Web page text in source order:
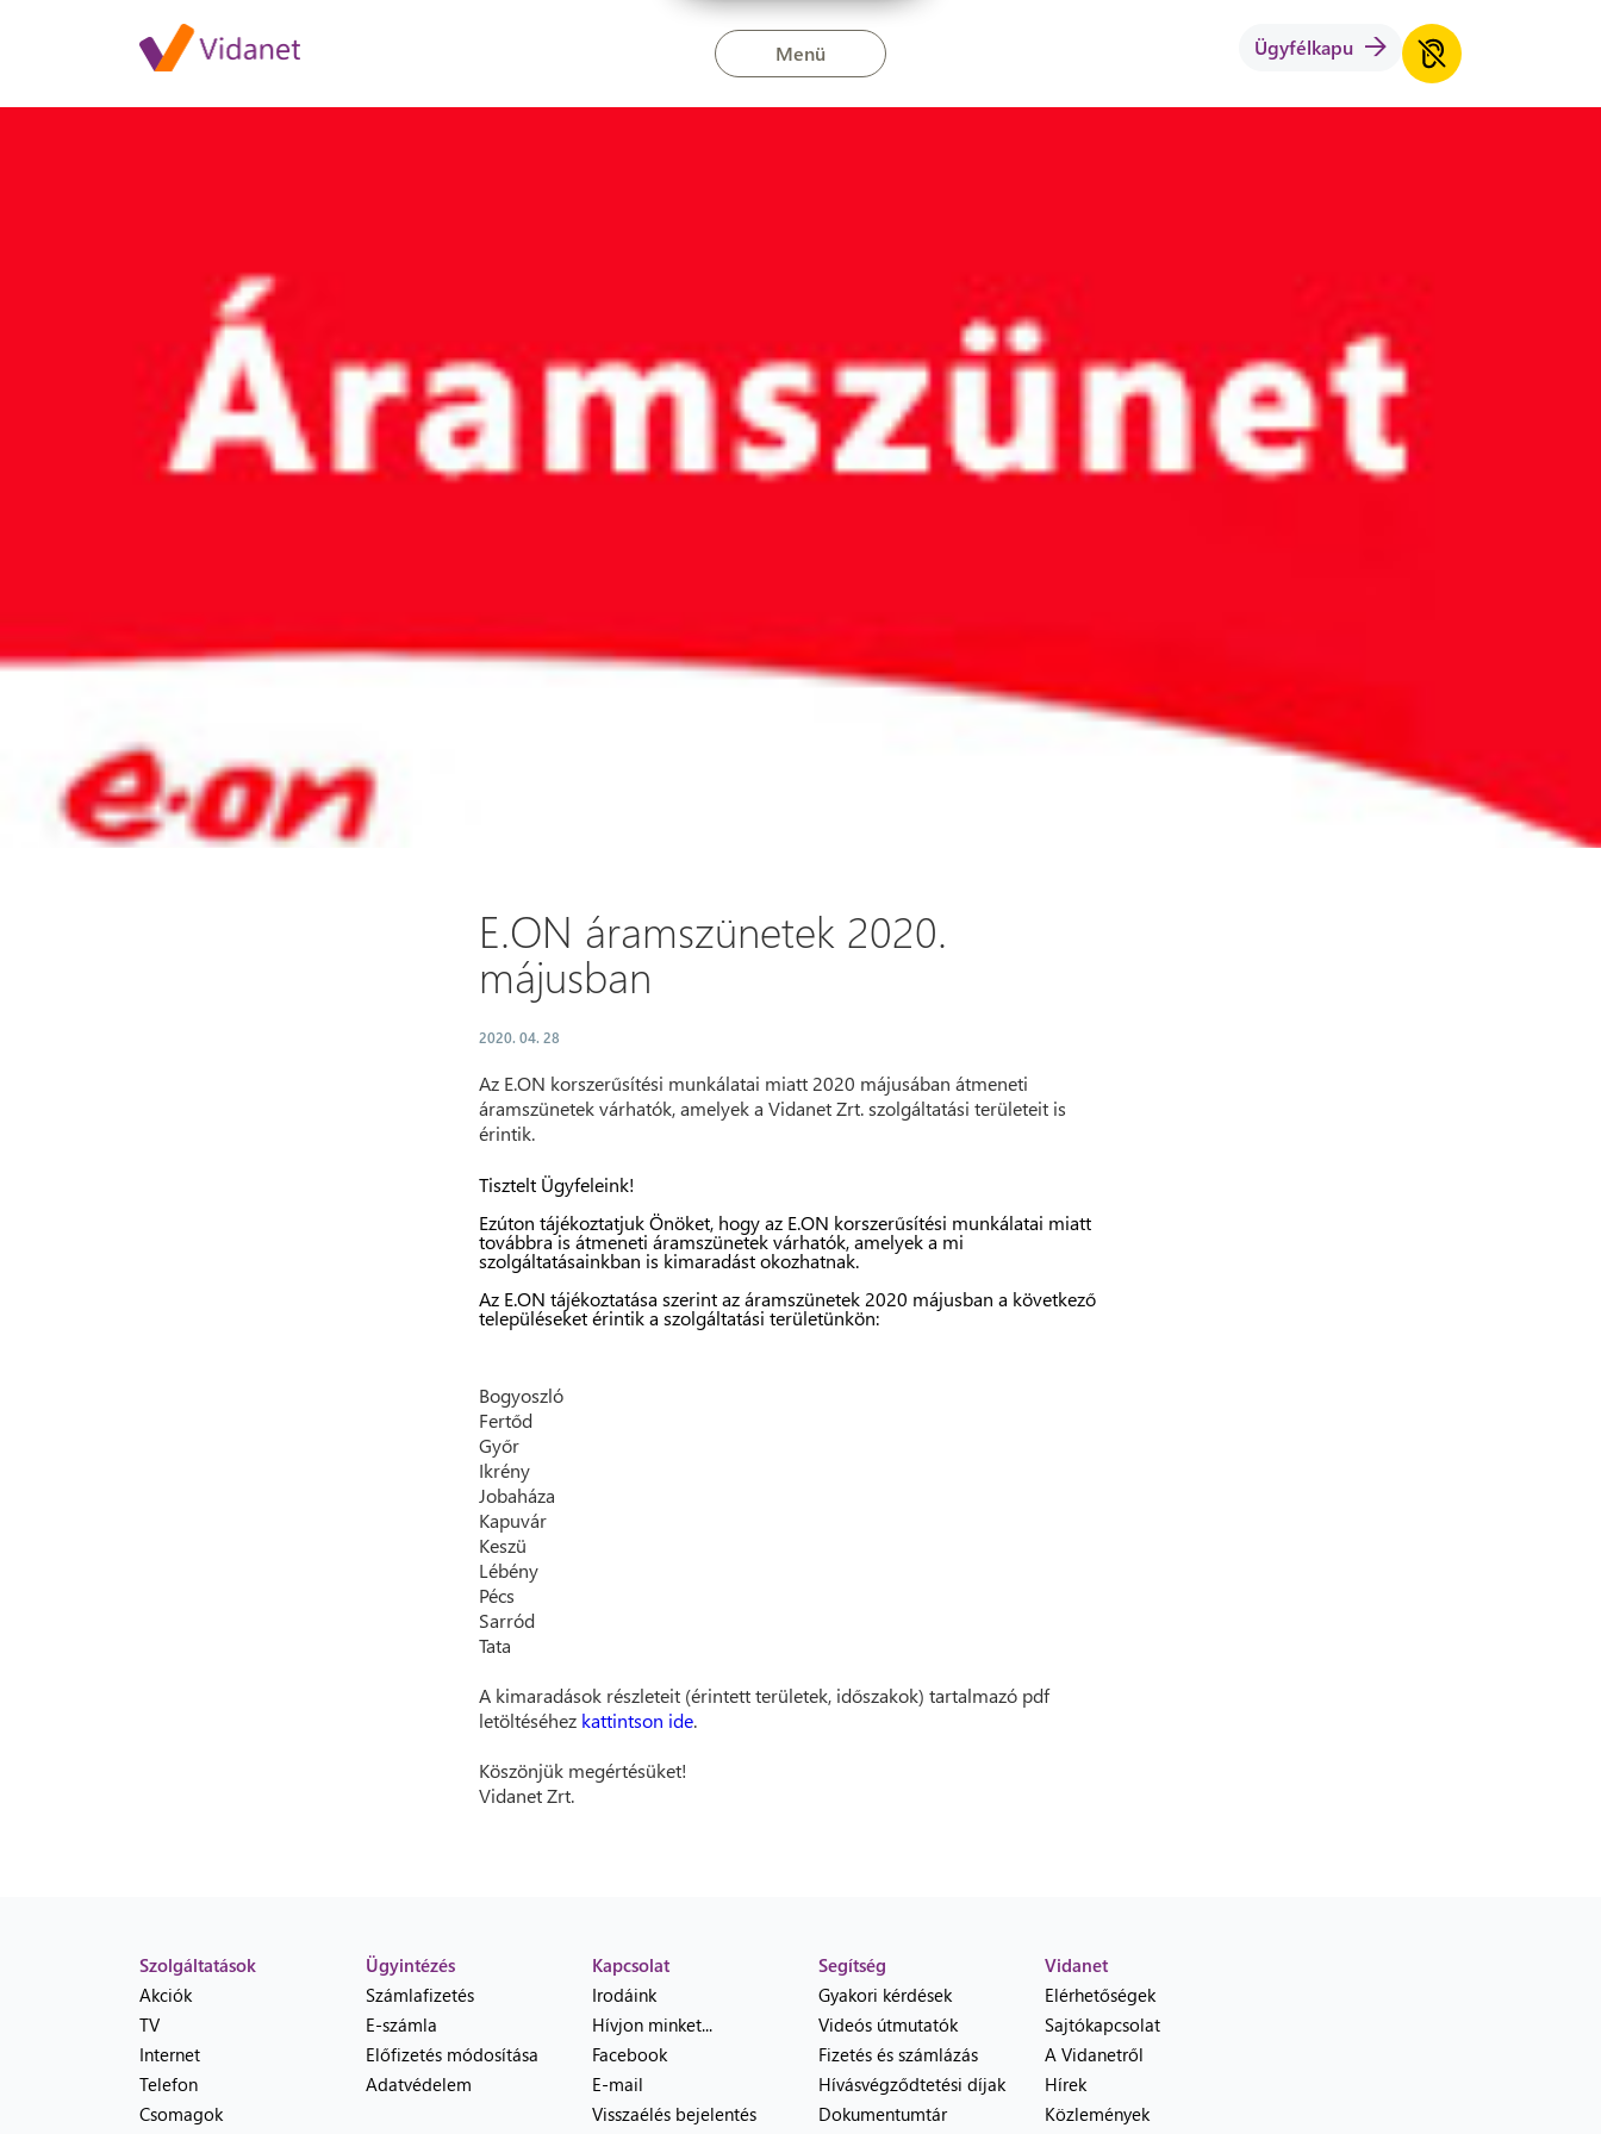
Menü Ügyfélkapu
E.ON áramszünetek 2020. májusban
E.ON áramszünetek 2020.
májusban
2020. 04. 28
Az E.ON korszerűsítési munkálatai miatt 2020 májusában átmeneti
áramszünetek várhatók, amelyek a Vidanet Zrt. szolgáltatási területeit is
érintik.
Tisztelt Ügyfeleink!
Ezúton tájékoztatjuk Önöket, hogy az E.ON korszerűsítési munkálatai miatt
továbbra is átmeneti áramszünetek várhatók, amelyek a mi
szolgáltatásainkban is kimaradást okozhatnak.
Az E.ON tájékoztatása szerint az áramszünetek 2020 májusban a következő
településeket érintik a szolgáltatási területünkön:
Bogyoszló
Fertőd
Győr
Ikrény
Jobaháza
Kapuvár
Keszü
Lébény
Pécs
Sarród
Tata
A kimaradások részleteit (érintett területek, időszakok) tartalmazó pdf
letöltéséhez kattintson ide.
Köszönjük megértésüket!
Vidanet Zrt.
Szolgáltatások
Akciók
TV
Internet
Telefon
Csomagok
Ügyintézés
Számlafizetés
E-számla
Előfizetés módosítása
Adatvédelem
Kapcsolat
Irodáink
Hívjon minket...
Facebook
E-mail
Visszaélés bejelentés
Segítség
Gyakori kérdések
Videós útmutatók
Fizetés és számlázás
Hívásvégződtetési díjak
Dokumentumtár
Vidanet
Elérhetőségek
Sajtókapcsolat
A Vidanetről
Hírek
Közlemények